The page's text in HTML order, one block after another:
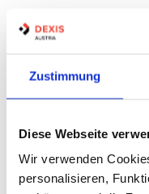
Zustimmung
Diese Webseite
Wir verwenden
personalisieren,
ID: 26,00mm
STK